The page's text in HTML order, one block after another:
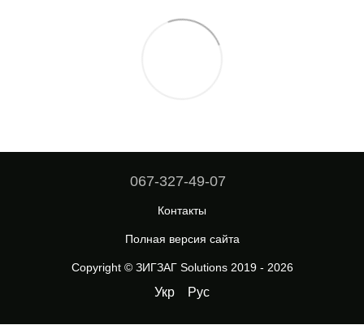
067-327-49-07
Контакты
Полная версия сайта
Copyright © ЗИГЗАГ Solutions 2019 - 2026
Укр Рус